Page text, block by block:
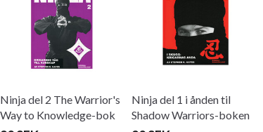
Ninja del 2 The Warrior's
Way to Knowledge-bok
Ninja del 1 i ånden til
Shadow Warriors-boken